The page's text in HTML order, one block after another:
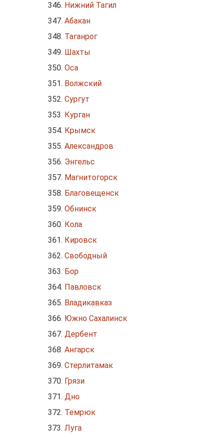
Нижний Тагил
Абакан
Таганрог
Шахты
Оса
Волжский
Сургут
Курган
Крымск
Александров
Энгельс
Магнитогорск
Благовещенск
Обнинск
Кола
Кировск
Свободный
Бор
Павловск
Владикавказ
Южно Сахалинск
Дербент
Ангарск
Стерлитамак
Грязи
Дно
Темрюк
Луга